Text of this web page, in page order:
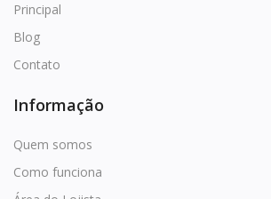
Principal
Blog
Contato
Informação
Quem somos
Como funciona